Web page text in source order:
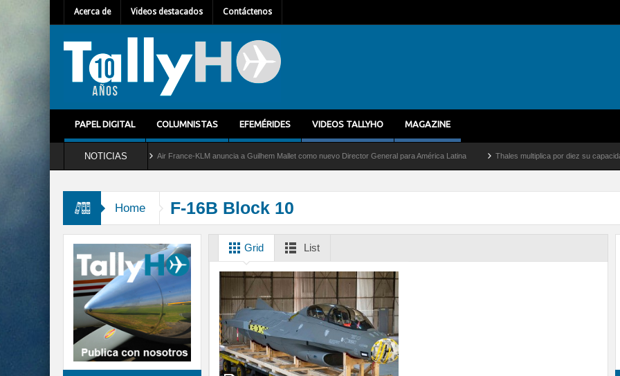
Acerca de Videos destacados Contáctenos
PAPEL DIGITAL COLUMNISTAS EFEMÉRIDES VIDEOS TALLYHO MAGAZINE
NOTICIAS
servicio al C-2 Greyhound Air France-KLM anuncia a Guilhem Mallet como nuevo Director General para América Latina Thales multiplica por diez su capacidad de
Home F-16B Block 10
Grid List